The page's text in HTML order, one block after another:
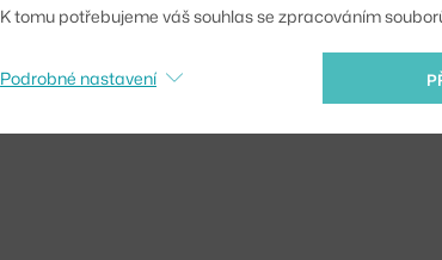
K tomu potřebujeme váš souhlas se zpracováním
Podrobné nastavení